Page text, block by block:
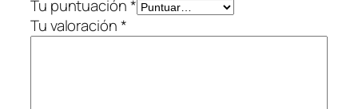
N
a
Tu puntuación*
Tu valoración*